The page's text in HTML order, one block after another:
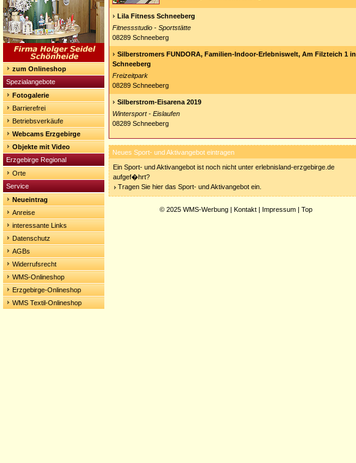
zum Onlineshop
Spezialangebote
Fotogalerie
Barrierefrei
Betriebsverkäufe
Webcams Erzgebirge
Objekte mit Video
Erzgebirge Regional
Orte
Service
Neueintrag
Anreise
interessante Links
Datenschutz
AGBs
Widerrufsrecht
WMS-Onlineshop
Erzgebirge-Onlineshop
WMS Textil-Onlineshop
Lila Fitness Schneeberg
Fitnessstudio - Sportstätte
08289 Schneeberg
Silberstromers FUNDORA, Familien-Indoor-Erlebniswelt, Am Filzteich 1 in
Schneeberg
Freizeitpark
08289 Schneeberg
Silberstrom-Eisarena 2019
Wintersport - Eislaufen
08289 Schneeberg
Neues Sport- und Aktivangebot eintragen
Ein Sport- und Aktivangebot ist noch nicht unter erlebnisland-erzgebirge.de
aufgef�hrt?
Tragen Sie hier das Sport- und Aktivangebot ein.
© 2025 WMS-Werbung | Kontakt | Impressum | Top